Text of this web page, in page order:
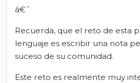
â€¯
Recuerda, que el reto de esta
lenguaje es escribir una nota
suceso de su comunidad.
Este reto es realmente muy